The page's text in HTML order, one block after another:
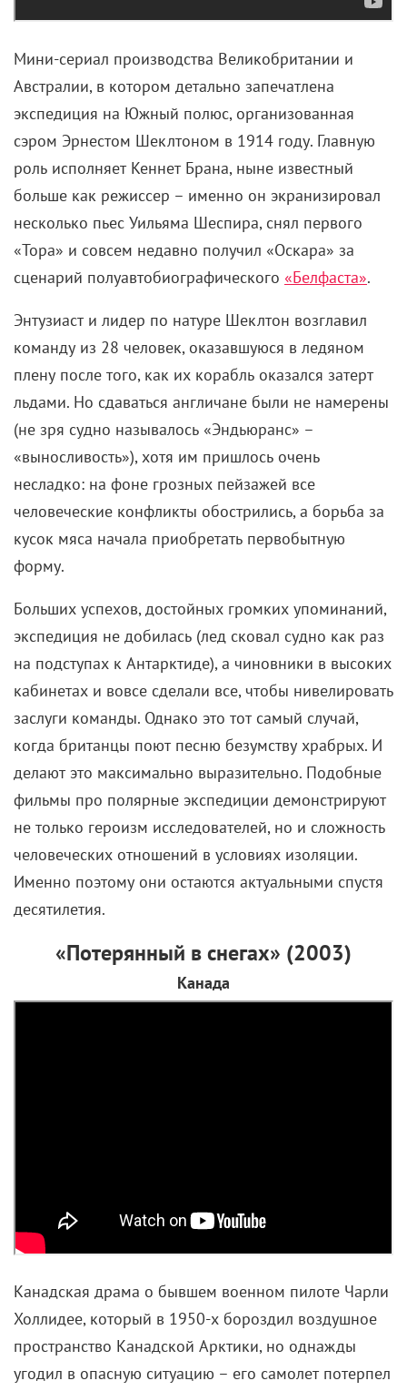
Эрнста Кренкеля перевоплотился менее известный
Валерий Кравченко.
Героическому подвигу челюскинцев также были
посвящены документальные ленты –однаиз самых
известных вышла за десять лет до премьеры
фильма Михаила Ершова. Приурочена она была к
40-летию событий, что подтверждает: помимо
художественных, популярны и документальные
фильмы про экспедиции, детально
реконструирующие события.
«Затерянные в Антарктиде» (2002)
Великобритания – Канада
Мини-сериал производства Великобритании и
Австралии, в котором детально запечатлена
экспедиция на Южный полюс, организованная
сэром Эрнестом Шеклтоном в 1914 году. Главную
роль исполняет Кеннет Брана, ныне известный
больше как режиссер – именно он экранизировал
несколько пьес Уильяма Шеспира, снял первого
«Тора» и совсем недавно получил «Оскара» за
сценарий полуавтобиографического«Белфаста».
команду из 28 человек, оказавшуюся в ледяном
плену после того, как их корабль оказался затерт
льдами. Но сдаваться англичане были не намерены
Больших успехов, достойных громких упоминаний,
экспедиция не добилась (лед сковал судно как раз
кабинетах и вовсе сделали все, чтобы нивелировать
заслуги команды. Однако это тот самый случай,
когда британцы поют песню безумству храбрых. И
делают это максимально выразительно. Подобные